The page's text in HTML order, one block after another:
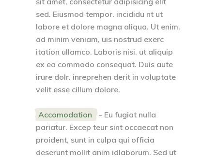
sed. Eiusmod tempor. incididu nt ut
labore et dolore magna aliqua. Ut enim.
ad minim veniam, uis nostrud exerc
itation ullamco. Laboris nisi. ut aliquip
ex ea commodo consequat. Duis aute
irure dolr. inreprehen derit in voluptate
velit esse cillum dolore.
Accomodation - Eu fugiat nulla
pariatur. Excep teur sint occaecat non
proident, sunt in culpa qui officia
deserunt mollit anim idlaborum. Sed ut